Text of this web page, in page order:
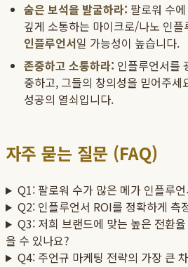
숨은 보석을 발굴하라: 팔로워 수
깊게 소통하는 마이크로/나노 인플
인플루언서일 가능성이 높습니다.
존중하고 소통하라: 인플루언서를
중하고, 그들의 창의성을 믿어주
성공의 열쇠입니다.
자주 묻는 질문 (FAQ)
Q1: 팔로워 수가 많은 메가 인플루
Q2: 인플루언서 ROI를 정확하게 측
Q3: 저희 브랜드에 맞는 높은 전환
을 수 있나요?
Q4: 주언규 마케팅 전략의 가장 큰